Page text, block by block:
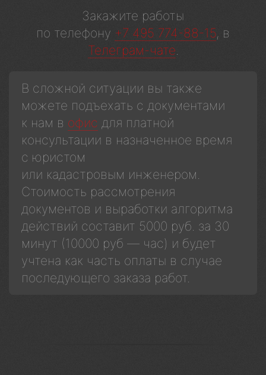
Закажите работы
по телефону +7 495 774-88-15, в
Телеграм-чате.
В сложной ситуации вы также
можете подъехать с документами
к нам в офис для платной
консультации в назначенное время
с юристом
или кадастровым инженером.
Стоимость рассмотрения
документов и выработки алгоритма
действий составит 5000 руб. за 30
минут (10000 руб — час) и будет
учтена как часть оплаты в случае
последующего заказа работ.